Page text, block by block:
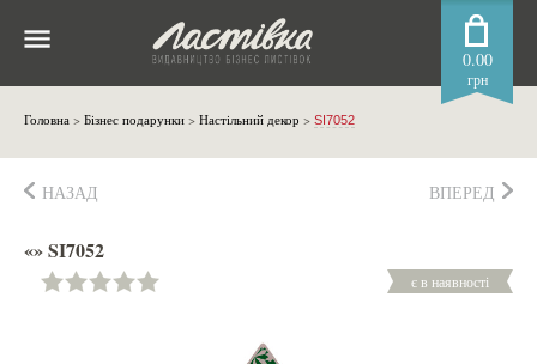
0.00
грн
Головна > Бізнес подарунки > Настільний декор > SI7052
НАЗАД ВПЕРЕД
«» SI7052
є в наявності